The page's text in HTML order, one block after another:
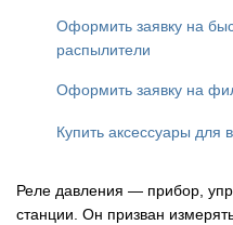
Оформить заявку на
распылители
Оформить заявку на
Купить аксессуары для
Реле давления — прибор,
станции. Он призван